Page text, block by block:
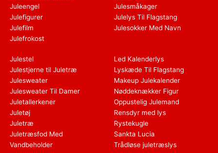
Juleengel
Julefigurer
Julefilm
Julefrokost
Julesmåkager
Julelys Til Flagstang
Julesokker Med Navn
Julestel
Julestjerne til Juletræ
Julesweater
Julesweater Til Damer
Juletallerkener
Juletøj
Juletræ
Juletræsfod Med
Vandbeholder
Led Kalenderlys
Lyskæde Til Flagstang
Makeup Julekalender
Nøddeknækker Figur
Oppustelig Julemand
Rensdyr med lys
Rystekugle
Sankta Lucia
Trådløse juletræslys